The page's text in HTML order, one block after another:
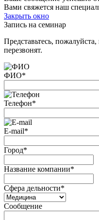
Вами свяжется наш
Закрыть окно
Запись на семинар
Представьтесь,
перезвонят.
ФИО*
Телефон*
E-mail*
Город*
Название компании*
Сфера дельности*
Сообщение